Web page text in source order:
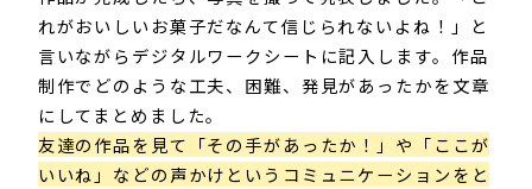
れがおいしいお菓子だなんて信じられないよね！」と
言いながらデジタルワークシートに記入します。作品
制作でどのような工夫、困難、発見があったかを文章
にしてまとめました。​
友達の作品を見て「その手があったか！」や「ここが
いいね」などの声かけというコミュニケーションをと